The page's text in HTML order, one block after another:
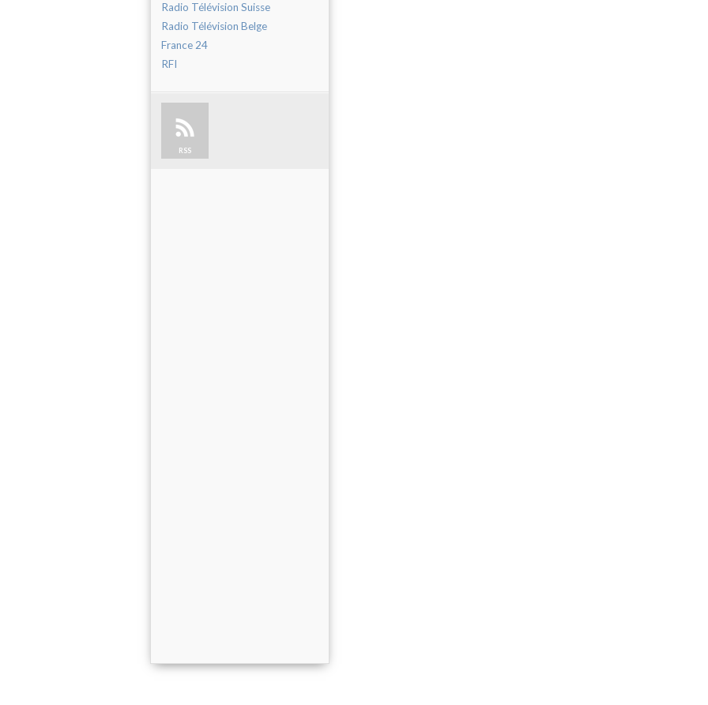
Radio Télévision Suisse
Radio Télévision Belge
France 24
RFI
RSS